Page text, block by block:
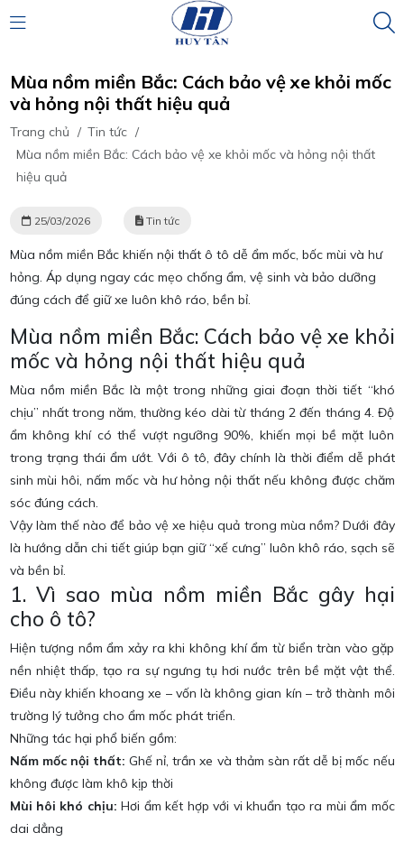
Mùa nồm miền Bắc: Cách bảo vệ xe khỏi mốc
và hỏng nội thất hiệu quả
Trang chủ / Tin tức /
Mùa nồm miền Bắc: Cách bảo vệ xe khỏi mốc và hỏng nội thất
hiệu quả
25/03/2026 Tin tức
Mùa nồm miền Bắckhiến nội thất ô tô dễ ẩm mốc, bốc mùi và hư
hỏng. Áp dụng ngay các mẹo chống ẩm, vệ sinh và bảo dưỡng
đúng cách để giữ xe luôn khô ráo, bền bỉ.
Mùa nồm miền Bắc: Cách bảo vệ xe khỏi
mốc và hỏng nội thất hiệu quả
Mùa nồm miền Bắclà một trong những giai đoạn thời tiết “khó
chịu” nhất trong năm, thường kéo dài từ tháng 2 đến tháng 4. Độ
ẩm không khí có thể vượt ngưỡng 90%, khiến mọi bề mặt luôn
trong trạng thái ẩm ướt. Với ô tô, đây chính là thời điểm dễ phát
sinh mùi hôi, nấm mốc và hư hỏng nội thất nếu không được chăm
sóc đúng cách.
Vậy làm thế nào để bảo vệ xe hiệu quả trong mùa nồm? Dưới đây
là hướng dẫn chi tiết giúp bạn giữ “xế cưng” luôn khô ráo, sạch sẽ
và bền bỉ.
1. Vì sao mùa nồm miền Bắc gây hại
cho ô tô?
Hiện tượng nồm ẩm xảy ra khi không khí ẩm từ biển tràn vào gặp
nền nhiệt thấp, tạo ra sự ngưng tụ hơi nước trên bề mặt vật thể.
Điều này khiến khoang xe – vốn là không gian kín – trở thành môi
trường lý tưởng cho ẩm mốc phát triển.
Những tác hại phổ biến gồm:
Nấm mốc nội thất: Ghế nỉ, trần xe và thảm sàn rất dễ bị mốc nếu
không được làm khô kịp thời
Mùi hôi khó chịu: Hơi ẩm kết hợp với vi khuẩn tạo ra mùi ẩm mốc
dai dẳng